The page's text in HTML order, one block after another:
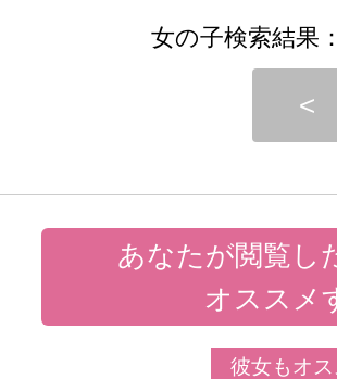
女の子検索結果
<
あなたが閲覧し
オススメ
彼女もオス